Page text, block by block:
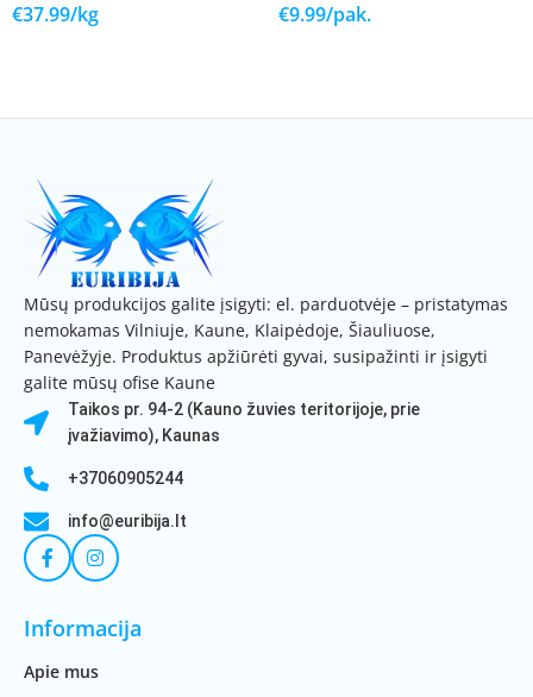
€37.99/kg
€9.99/pak.
Mūsų produkcijos galite įsigyti: el. parduotvėje – pristatymas
nemokamas Vilniuje, Kaune, Klaipėdoje, Šiauliuose,
Panevėžyje. Produktus apžiūrėti gyvai, susipažinti ir įsigyti
galite mūsų ofise Kaune
Taikos pr. 94-2 (Kauno žuvies teritorijoje, prie
įvažiavimo), Kaunas
+37060905244
info@euribija.lt
Informacija
Apie mus